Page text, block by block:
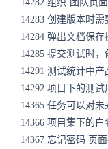
14282 组织-团队页
14283 创建版本时
14284 弹出文档保
14285 提交测试时
14291 测试统计中
14292 项目下的测
14365 任务可以对
14366 项目集下的
14367 忘记密码 页